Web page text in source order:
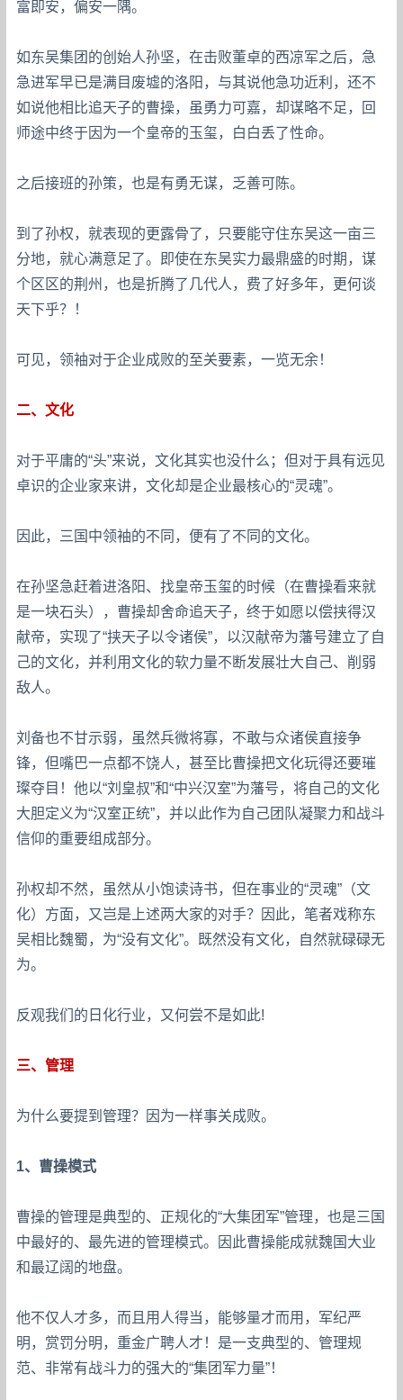
富即安，偏安一隅。
如东吴集团的创始人孙坚，在击败董卓的西凉军之后，急
急进军早已是满目废墟的洛阳，与其说他急功近利，还不
如说他相比追天子的曹操，虽勇力可嘉，却谋略不足，回
师途中终于因为一个皇帝的玉玺，白白丢了性命。
之后接班的孙策，也是有勇无谋，乏善可陈。
到了孙权，就表现的更露骨了，只要能守住东吴这一亩三
分地，就心满意足了。即使在东吴实力最鼎盛的时期，谋
个区区的荆州，也是折腾了几代人，费了好多年，更何谈
天下乎？！
可见，领袖对于企业成败的至关要素，一览无余！
二、文化
对于平庸的“头”来说，文化其实也没什么；但对于具有远见
卓识的企业家来讲，文化却是企业最核心的“灵魂”。
因此，三国中领袖的不同，便有了不同的文化。
在孙坚急赶着进洛阳、找皇帝玉玺的时候（在曹操看来就
是一块石头），曹操却舍命追天子，终于如愿以偿挟得汉
献帝，实现了“挟天子以令诸侯”，以汉献帝为藩号建立了自
己的文化，并利用文化的软力量不断发展壮大自己、削弱
敌人。
刘备也不甘示弱，虽然兵微将寡，不敢与众诸侯直接争
锋，但嘴巴一点都不饶人，甚至比曹操把文化玩得还要璀
璨夺目！他以“刘皇叔”和“中兴汉室”为藩号，将自己的文化
大胆定义为“汉室正统”，并以此作为自己团队凝聚力和战斗
信仰的重要组成部分。
孙权却不然，虽然从小饱读诗书，但在事业的“灵魂”（文
化）方面，又岂是上述两大家的对手？因此，笔者戏称东
吴相比魏蜀，为“没有文化”。既然没有文化，自然就碌碌无
为。
反观我们的日化行业，又何尝不是如此!
三、管理
为什么要提到管理？因为一样事关成败。
1、曹操模式
曹操的管理是典型的、正规化的“大集团军”管理，也是三国
中最好的、最先进的管理模式。因此曹操能成就魏国大业
和最辽阔的地盘。
他不仅人才多，而且用人得当，能够量才而用，军纪严
明，赏罚分明，重金广聘人才！是一支典型的、管理规
范、非常有战斗力的强大的“集团军力量”！